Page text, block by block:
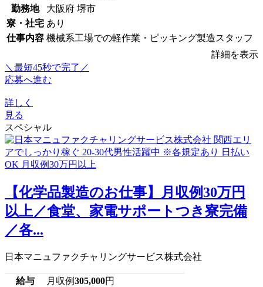
勤務地
大阪府 堺市
寮・社宅 あり
仕事内容 機械系工場での軽作業・ピッキング製造スタッフ
詳細を表示
＼最短45秒で完了／
応募へ進む
詳しく
見る
スペシャル
【化学品製造のお仕事】月収例30万円
以上／食堂、家電サポートつき寮完備
／各...
日本マニュファクチャリングサービス株式会社
給与 月収例305,000円